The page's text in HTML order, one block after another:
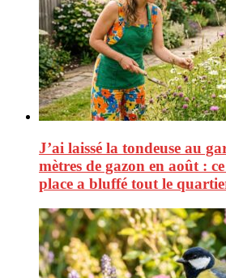
J’ai laissé la tondeuse au
mètres de gazon en août :
place a bluffé tout le